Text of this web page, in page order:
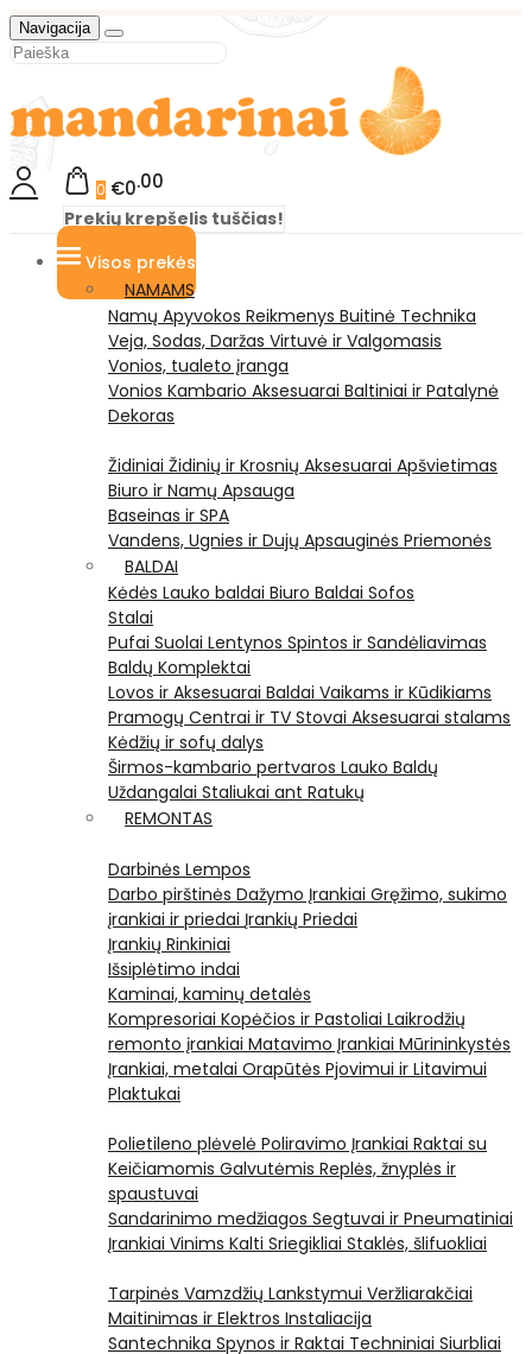
Navigacija
0 €0 00
Prekių krepšelis tuščias!
Visos prekės
NAMAMS
Namų Apyvokos Reikmenys Buitinė Technika
Veja, Sodas, Daržas Virtuvė ir Valgomasis
Vonios, tualeto įranga
Vonios Kambario Aksesuarai Baltiniai ir Patalynė
Dekoras
Židiniai Židinių ir Krosnių Aksesuarai Apšvietimas
Biuro ir Namų Apsauga
Baseinas ir SPA
Vandens, Ugnies ir Dujų Apsauginės Priemonės
BALDAI
Kėdės Lauko baldai Biuro Baldai Sofos
Stalai
Pufai Suolai Lentynos Spintos ir Sandėliavimas
Baldų Komplektai
Lovos ir Aksesuarai Baldai Vaikams ir Kūdikiams
Pramogų Centrai ir TV Stovai Aksesuarai stalams
Kėdžių ir sofų dalys
Širmos-kambario pertvaros Lauko Baldų
Uždangalai Staliukai ant Ratukų
REMONTAS
Darbinės Lempos
Darbo pirštinės Dažymo Įrankiai Gręžimo, sukimo
įrankiai ir priedai Įrankių Priedai
Įrankių Rinkiniai
Išsiplėtimo indai
Kaminai, kaminų detalės
Kompresoriai Kopėčios ir Pastoliai Laikrodžių
remonto įrankiai Matavimo Įrankiai Mūrininkystės
Įrankiai, metalai Orapūtės Pjovimui ir Litavimui
Plaktukai
Polietileno plėvelė Poliravimo Įrankiai Raktai su
Keičiamomis Galvutėmis Replės, žnyplės ir
spaustuvai
Sandarinimo medžiagos Segtuvai ir Pneumatiniai
Įrankiai Vinims Kalti Sriegikliai Staklės, šlifuokliai
Tarpinės Vamzdžių Lankstymui Veržliarakčiai
Maitinimas ir Elektros Instaliacija
Santechnika Spynos ir Raktai Techniniai Siurbliai